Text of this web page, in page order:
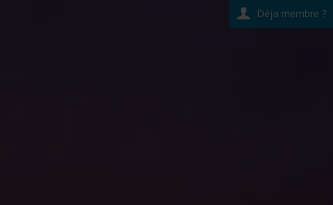
Déja membre ?